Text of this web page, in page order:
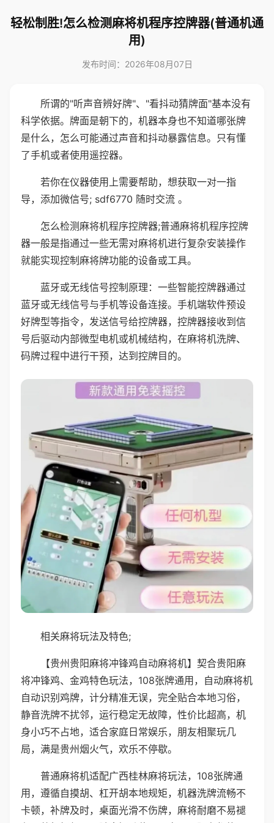
轻松制胜!怎么检测麻将机程序控牌器(普通机通
用)
发布时间：2026年08月07日
所谓的"听声音辨好牌"、"看抖动猜牌面"基本没有
科学依据。牌面是朝下的，机器本身也不知道哪张牌
是什么，怎么可能通过声音和抖动暴露信息。只有懂
了手机或者使用遥控器。
若你在仪器使用上需要帮助，想获取一对一指
导，添加微信号; sdf6770 随时交流 。
怎么检测麻将机程序控牌器;普通麻将机程序控牌
器一般是指通过一些无需对麻将机进行复杂安装操作
就能实现控制麻将牌功能的设备或工具。
蓝牙或无线信号控制原理：一些智能控牌器通过
蓝牙或无线信号与手机等设备连接。手机端软件预设
好牌型等指令，发送信号给控牌器，控牌器接收到信
号后驱动内部微型电机或机械结构，在麻将机洗牌、
码牌过程中进行干预，达到控牌目的。
相关麻将玩法及特色;
【贵州贵阳麻将冲锋鸡自动麻将机】契合贵阳麻
将冲锋鸡、金鸡特色玩法，108张牌通用，自动麻将机
自动识别鸡牌，计分精准无误，完全贴合本地习俗，
静音洗牌不扰邻，运行稳定无故障，性价比超高，机
身小巧不占地，适合家庭日常娱乐，朋友相聚玩几
局，满是贵州烟火气，欢乐不停歇。
普通麻将机适配广西桂林麻将玩法，108张牌通
用，遵循自摸胡、杠开胡本地规矩，机器洗牌流畅不
卡顿，补牌及时，桌面光滑不伤牌，麻将耐磨不易褪